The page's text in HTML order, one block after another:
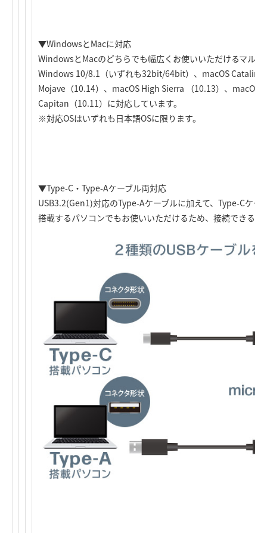
▼WindowsとMacに対応
WindowsとMacのどちらでも幅広くお使いいただけるマル
Windows 10/8.1（いずれも32bit/64bit）、macOS Catalina
Mojave（10.14）、macOS High Sierra （10.13）、macOS
Capitan（10.11）に対応しています。
※対応OSはいずれも日本語OSに限ります。
▼Type-C・Type-Aケーブル両対応
USB3.2(Gen1)対応のType-Aケーブルに加えて、Type-Cケー
搭載するパソコンでもお使いいただけるため、接続できる機